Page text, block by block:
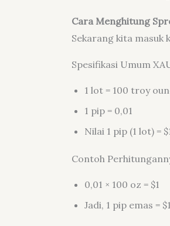
Cara Menghitung
Sekarang kita masuk
Spesifikasi Umum
1 lot = 100 troy
1 pip = 0,01
Nilai 1 pip (1 lot) =
Contoh
0,01 × 100 oz = $1
Jadi, 1 pip emas =